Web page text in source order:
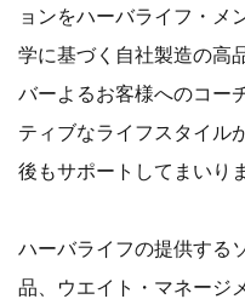
ョンをハーバライフ・メ
学に基づく自社製造の高
バーよるお客様へのコー
ティブなライフスタイル
後もサポートしてまいり
ハーバライフの提供する
品、ウエイト・マネージ